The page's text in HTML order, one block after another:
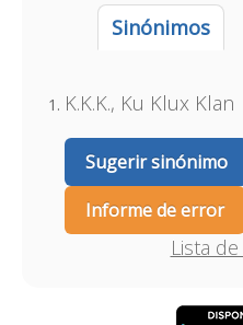
Sinónimos
K.K.K., Ku Klux Klan
Sugerir sinónimo
Informe de error
Lista